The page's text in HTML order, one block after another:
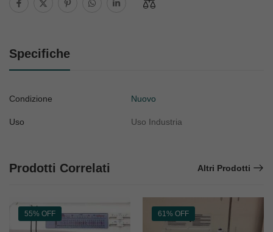
Specifiche
Condizione Nuovo
Uso Uso Industria
Prodotti Correlati Altri Prodotti
55% OFF 61% OFF